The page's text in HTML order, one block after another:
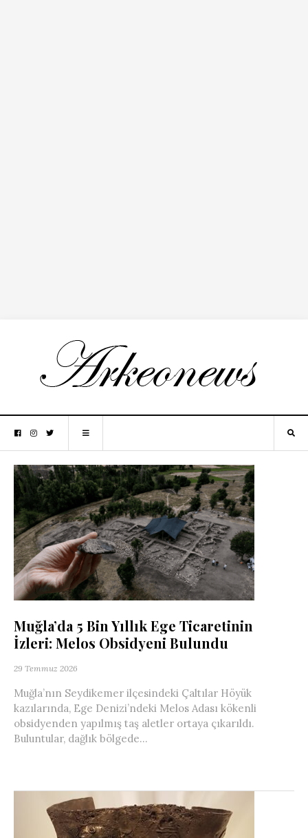
Muğla’da 5 Bin Yıllık Ege Ticaretinin
İzleri: Melos Obsidyeni Bulundu
29 Temmuz 2026
Muğla’nın Seydikemer ilçesindeki Çaltılar Höyük
kazılarında, Ege Denizi’ndeki Melos Adası kökenli
obsidyenden yapılmış taş aletler ortaya çıkarıldı.
Buluntular, dağlık bölgede...